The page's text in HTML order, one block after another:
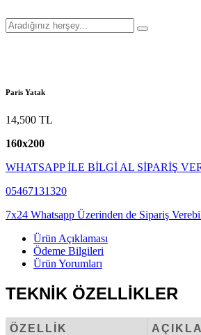
Paris Yatak
14,500 TL
160x200
WHATSAPP İLE BİLGİ AL SİPARİŞ
05467131320
7x24 Whatsapp Üzerinden de Sipariş
Ürün Açıklaması
Ödeme Bilgileri
Ürün Yorumları
TEKNİK ÖZELLİKLER
ÖZELLİK